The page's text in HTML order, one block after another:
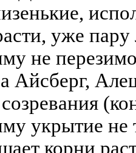
уже
не
Айсберг,
укрытие не
корни